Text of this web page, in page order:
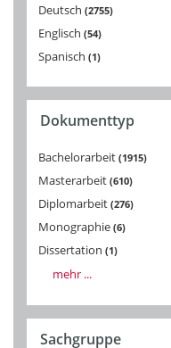
Deutsch 2755
Englisch 54
Spanisch 1
Dokumenttyp
Bachelorarbeit 1915
Masterarbeit 610
Diplomarbeit 276
Monographie 6
Dissertation 1
mehr ...
Sachgruppe